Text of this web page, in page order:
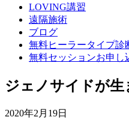
LOVING講習
遠隔施術
ブログ
無料ヒーラータイプ診
無料セッションお申し
ジェノサイドが生
2020年2月19日